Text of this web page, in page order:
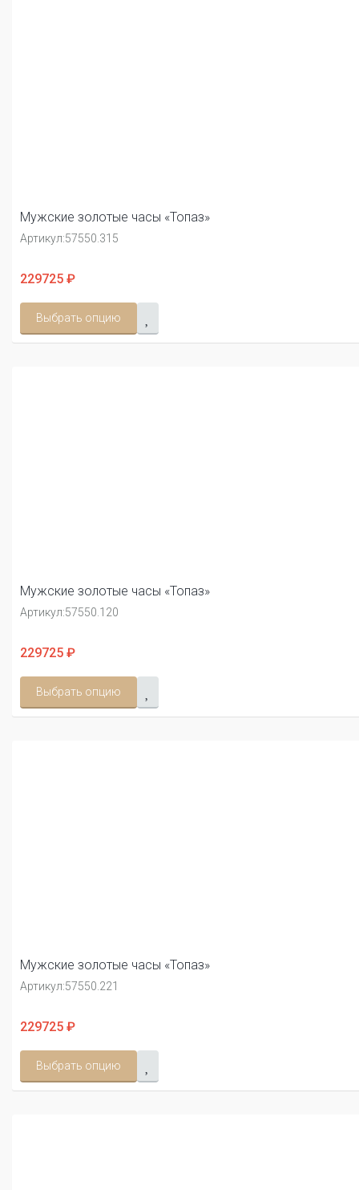
Мужские золотые часы «Топаз»
Артикул:57550.315
229725 ₽
Выбрать опцию
Мужские золотые часы «Топаз»
Артикул:57550.120
229725 ₽
Выбрать опцию
Мужские золотые часы «Топаз»
Артикул:57550.221
229725 ₽
Выбрать опцию